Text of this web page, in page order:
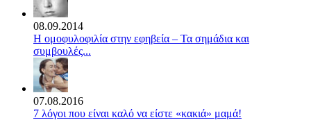
08.09.2014
Η ομοφυλοφιλία στην εφηβεία – Τα σημάδια και
συμβουλές...
07.08.2016
7 λόγοι που είναι καλό να είστε «κακιά» μαμά!